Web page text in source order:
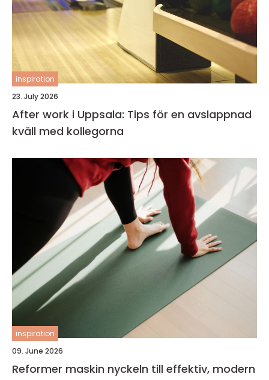
inspiration
23. July 2026
After work i Uppsala: Tips för en avslappnad
kväll med kollegorna
inspiration
09. June 2026
Reformer maskin nyckeln till effektiv, modern